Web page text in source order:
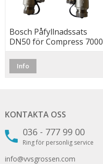
Bosch Påfyllnadssats
DN50 för Compress 7000
Info
KONTAKTA OSS
036 - 777 99 00
Ring för personlig service
info@vvsgrossen.com